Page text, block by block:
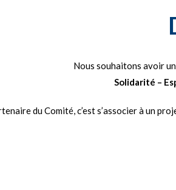
Nous souhaitons avoir
Solidarité –
du Comité, c’est s’associer à un